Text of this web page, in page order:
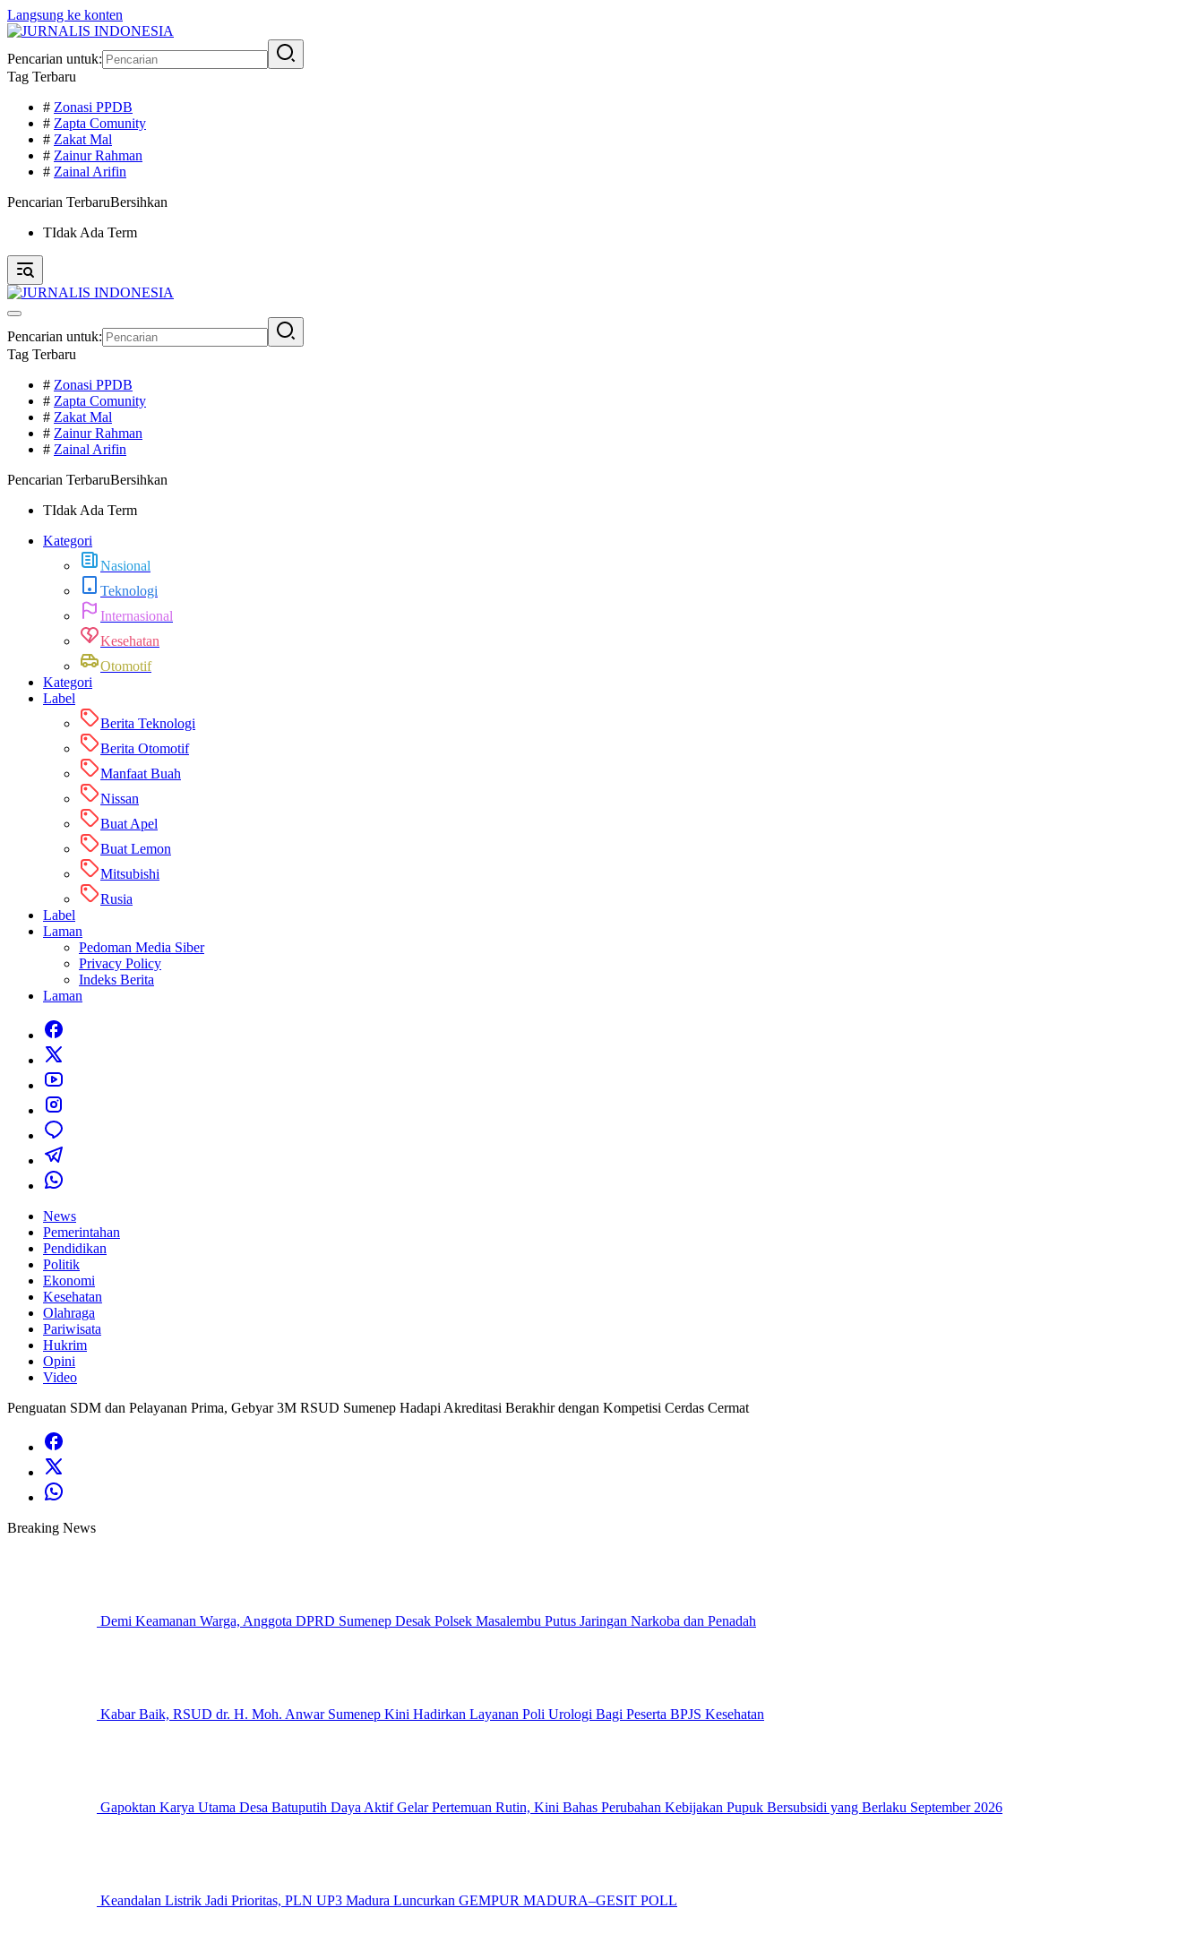
Langsung ke konten
Pencarian untuk:
Tag Terbaru
# Zonasi PPDB
# Zapta Comunity
# Zakat Mal
# Zainur Rahman
# Zainal Arifin
Pencarian TerbaruBersihkan
TIdak Ada Term
Pencarian untuk:
Tag Terbaru
# Zonasi PPDB
# Zapta Comunity
# Zakat Mal
# Zainur Rahman
# Zainal Arifin
Pencarian TerbaruBersihkan
TIdak Ada Term
Kategori
Nasional
Teknologi
Internasional
Kesehatan
Otomotif
Kategori
Label
Berita Teknologi
Berita Otomotif
Manfaat Buah
Nissan
Buat Apel
Buat Lemon
Mitsubishi
Rusia
Label
Laman
Pedoman Media Siber
Privacy Policy
Indeks Berita
Laman
News
Pemerintahan
Pendidikan
Politik
Ekonomi
Kesehatan
Olahraga
Pariwisata
Hukrim
Opini
Video
Penguatan SDM dan Pelayanan Prima, Gebyar 3M RSUD Sumenep Hadapi Akreditasi Berakhir dengan Kompetisi Cerdas Cermat
Breaking News
Demi Keamanan Warga, Anggota DPRD Sumenep Desak Polsek Masalembu Putus Jaringan Narkoba dan Penadah
Kabar Baik, RSUD dr. H. Moh. Anwar Sumenep Kini Hadirkan Layanan Poli Urologi Bagi Peserta BPJS Kesehatan
Gapoktan Karya Utama Desa Batuputih Daya Aktif Gelar Pertemuan Rutin, Kini Bahas Perubahan Kebijakan Pupuk Bersubsidi yang Berlaku September 2026
Keandalan Listrik Jadi Prioritas, PLN UP3 Madura Luncurkan GEMPUR MADURA–GESIT POLL